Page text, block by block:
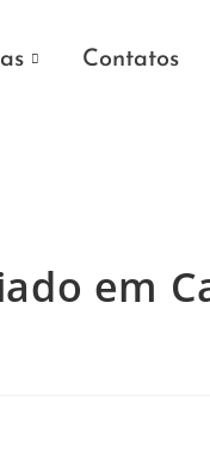
Contatos
em